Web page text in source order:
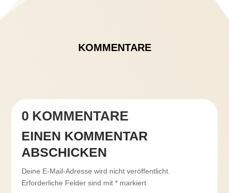
KOMMENTARE
0 KOMMENTARE
EINEN KOMMENTAR
ABSCHICKEN
Deine E-Mail-Adresse wird nicht veröffentlicht.
Erforderliche Felder sind mit* markiert